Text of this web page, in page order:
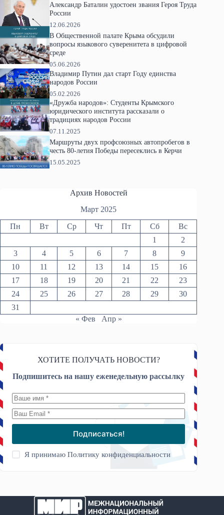
Александр Баталин удостоен звания Героя Труда
России
12.06.2026
В Общественной палате Крыма обсудили
вопросы языкового суверенитета в цифровой
среде
05.06.2026
Владимир Путин дал старт Году единства
народов России
05.02.2026
«Дружба народов»: Студенты Крымского
юридического института рассказали о
традициях народов России
07.11.2025
Маршруты двух профсоюзных автопробегов в
честь 80-летия Победы пересеклись в Керчи
15.05.2025
Архив Новостей
Март 2025
Пн Вт Ср Чт Пт Сб
Вс
1
2
3
4 5 6 7 8
9
10
11 12 13 14 15
16
17
18 19 20 21 22
23
24
25 26 27 28 29
30
31
« Фев
Апр »
ХОТИТЕ ПОЛУЧАТЬ НОВОСТИ?
Подпишитесь на нашу еженедельную рассылку
Подписаться!
Я принимаюПолитику конфиденциальности